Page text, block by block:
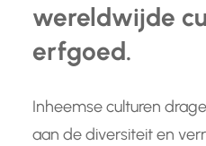
wereldwijde
erfgoed.
Inheemse culturen
aan de diversiteit en